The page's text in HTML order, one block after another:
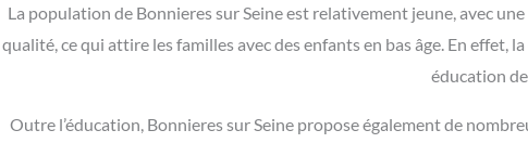
La population de Bonnieres sur Seine est relativement jeune, avec
qualité, ce qui attire les familles avec des enfants en bas âge. En
éducation
Outre l’éducation, Bonnieres sur Seine propose également de